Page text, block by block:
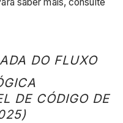
saber mais, consulte
DO FLUXO
DE CÓDIGO DE